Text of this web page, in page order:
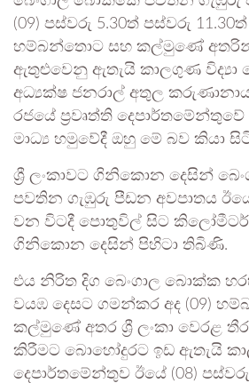
(09) පස්වරු 5.30ත් පස්වරු
හම්බන්තොට සහ කල්මුණේ
ඇතුළුවෙනු ඇතැයි කාලගුණ විද්‍යා
අධ්‍යක්ෂ ජනරාල් අතුල
රජයේ ප්‍රවෘත්ති දෙපාර්තමේන්තුවේ
මාධ්‍ය හමුවේදී ඔහු මේ බව කියා
ශ්‍රී ලංකාවට ගිනිකොන දෙසින්
පවතින ගැඹුරු පීඩන අවපාතය
වන විටදී පොතුවිල් සිට
ගිනිකොන දෙසින් පිහිටා තිබිණි.
එය නිරිත දිග බෙංගාල බොක්ක
වයඹ දෙසට ගමන්කර අද (09)
කල්මුණේ අතර ශ්‍රී ලංකා වෙරළ
කිරීමට බොහෝදුරට ඉඩ ඇතැයි
දෙපාර්තමේන්තුව ඊයේ (08)